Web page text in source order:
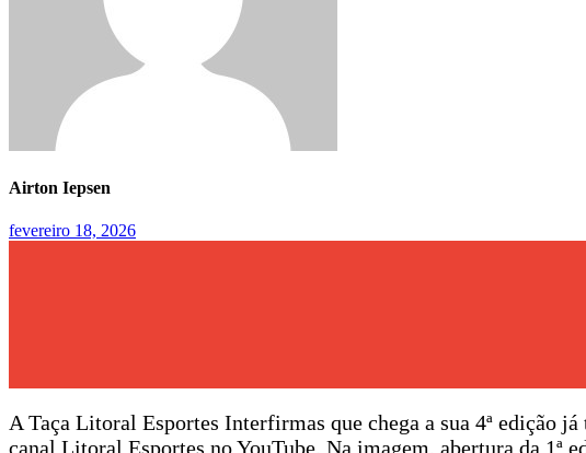
Airton Iepsen
fevereiro 18, 2026
A Taça Litoral Esportes Interfirmas que chega a sua 4ª edição
canal Litoral Esportes no YouTube. Na imagem, abertura da 1ª